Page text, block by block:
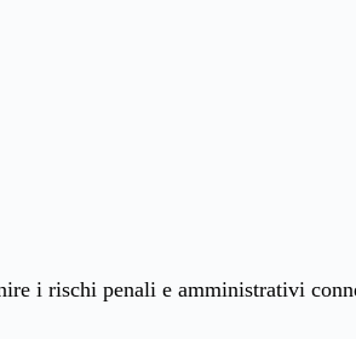
i rischi penali e amministrativi